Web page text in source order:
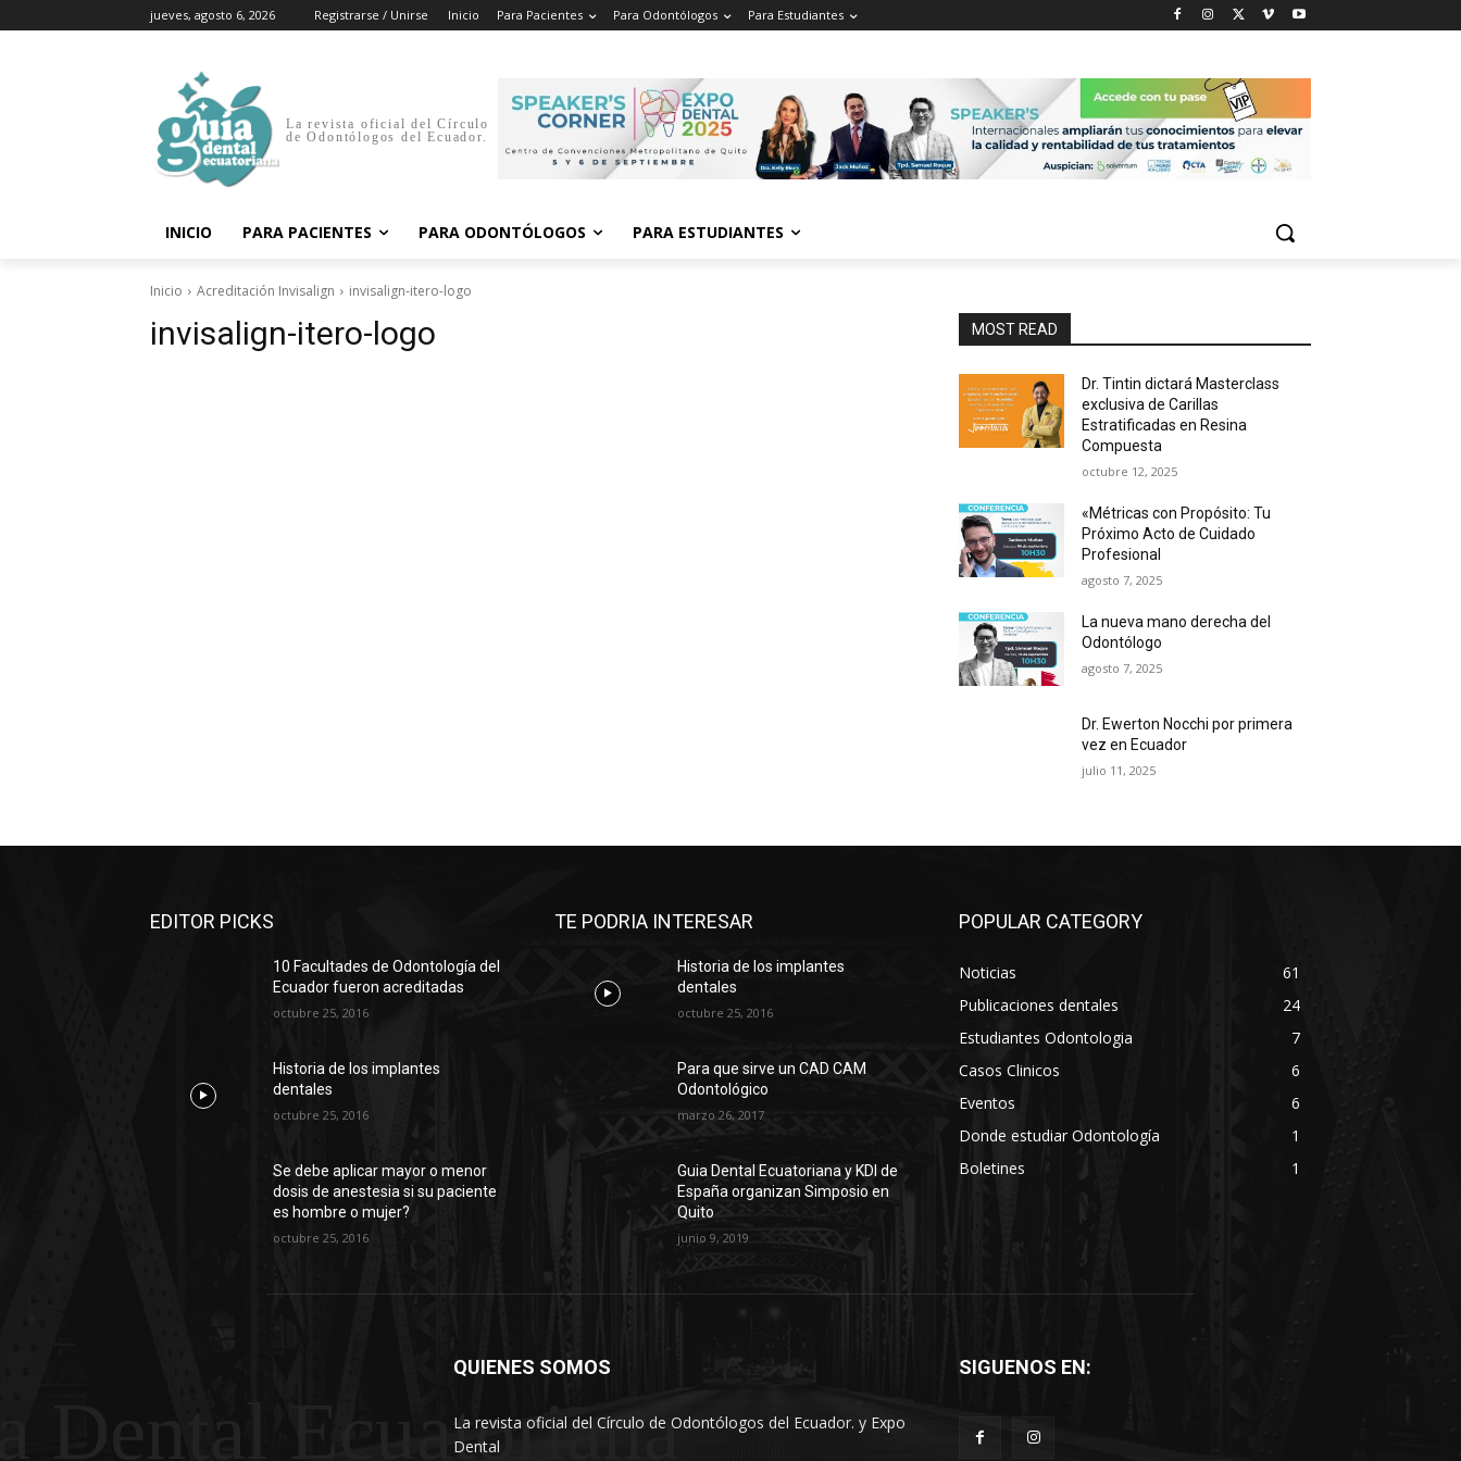
jueves, agosto 6, 2026 Registrarse / Unirse Inicio Para Pacientes Para Odontólogos Para Estudiantes
La revista oficial del Círculo
de Odontólogos del Ecuador.
INICIO PARA PACIENTES PARA ODONTÓLOGOS PARA ESTUDIANTES
Inicio Acreditación Invisalign invisalign-itero-logo
invisalign-itero-logo MOST READ
Dr. Tintin dictará Masterclass
exclusiva de Carillas
Estratificadas en Resina
Compuesta
octubre 12, 2025
«Métricas con Propósito: Tu
Próximo Acto de Cuidado
Profesional
agosto 7, 2025
La nueva mano derecha del
Odontólogo
agosto 7, 2025
Dr. Ewerton Nocchi por primera
vez en Ecuador
julio 11, 2025
EDITOR PICKS
10 Facultades de Odontología del
Ecuador fueron acreditadas
octubre 25, 2016
Historia de los implantes
dentales
octubre 25, 2016
Se debe aplicar mayor o menor
dosis de anestesia si su paciente
es hombre o mujer?
octubre 25, 2016
TE PODRIA INTERESAR
Historia de los implantes
dentales
octubre 25, 2016
Para que sirve un CAD CAM
Odontológico
marzo 26, 2017
Guia Dental Ecuatoriana y KDI de
España organizan Simposio en
Quito
junio 9, 2019
POPULAR CATEGORY
Noticias
61
Publicaciones dentales
24
Estudiantes Odontologia
7
Casos Clinicos
6
Eventos
6
Donde estudiar Odontología
1
Boletines
1
Dental Ecuatoriana
QUIENES SOMOS
La revista oficial del Círculo de Odontólogos del Ecuador. y Expo
Dental
SIGUENOS EN: